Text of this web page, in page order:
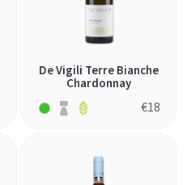
De Vigili Terre Bianche
Chardonnay
€18